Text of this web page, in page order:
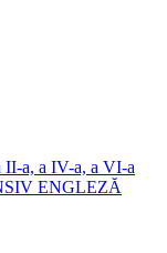
a, a IV-a, a VI-a
ENGLEZĂ